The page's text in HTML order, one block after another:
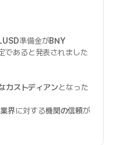
準備金がBNY
であると発表されました
カストディアンとなった
界に対する機関の信頼が